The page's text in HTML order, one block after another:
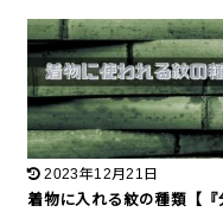
2023年12月21日
着物に入れる紋の種類【『